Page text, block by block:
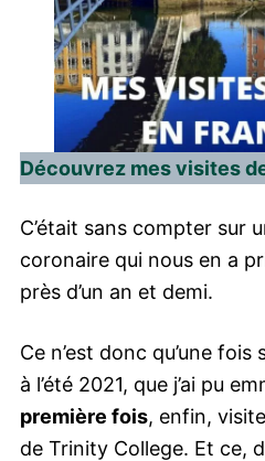
Découvrez mes visites
C’était sans compter sur
coronaire qui nous en a
près d’un an et demi.
Ce n’est donc qu’une
à l’été 2021, que j’ai pu
première fois, enfin,
de Trinity College. Et ce,